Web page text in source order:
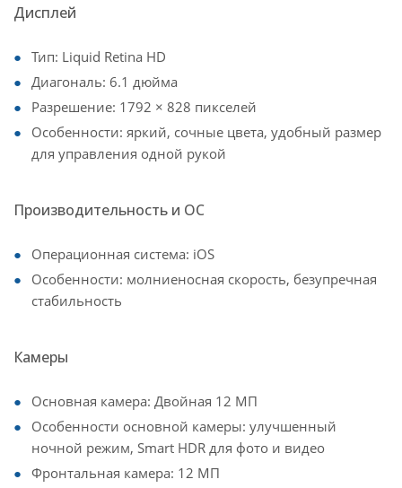
Дисплей
Тип: Liquid Retina HD
Диагональ: 6.1 дюйма
Разрешение: 1792 × 828 пикселей
Особенности: яркий, сочные цвета, удобный размер
для управления одной рукой
Производительность и ОС
Операционная система: iOS
Особенности: молниеносная скорость, безупречная
стабильность
Камеры
Основная камера: Двойная 12 МП
Особенности основной камеры: улучшенный
ночной режим, Smart HDR для фото и видео
Фронтальная камера: 12 МП